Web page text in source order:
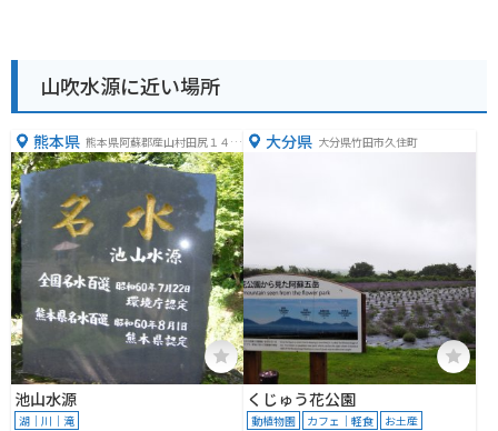
山吹水源に近い場所
熊本県 熊本県阿蘇郡産山村田尻１４
−１
池山水源
湖｜川｜滝
大分県 大分県竹田市久住町
くじゅう花公園
動植物園 カフェ｜軽食 お土産